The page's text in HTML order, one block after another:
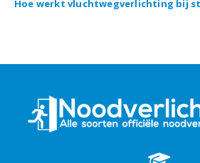
Hoe werkt vluchtwegverlichting bij